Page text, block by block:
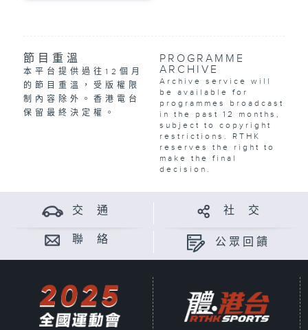
節目重溫
本平台提供過往12個月
的節目重溫，受版權限
制內容除外。香港電台
保留最終決定權。
PROGRAMME
ARCHIVE
Archive service will
be available for
programmes broadcast
in the past 12 months,
subject to copyright
restrictions. RTHK
reserves the right to
make the final
decision.
交 通 社 交
聯 絡 公眾回饋